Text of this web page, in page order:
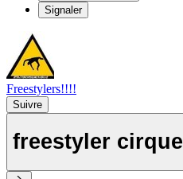
Signaler
Freestylers!!!!
Suivre
freestyler cirque